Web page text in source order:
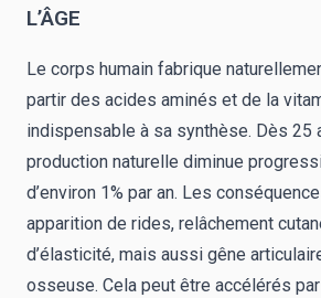
L’ÂGE
Le corps humain fabrique
partir des acides aminés et de la
indispensable à sa synthèse. Dès 25
production naturelle diminue
d’environ 1% par an. Les
apparition de rides, relâchement
d’élasticité, mais aussi gêne
osseuse. Cela peut être accélérés